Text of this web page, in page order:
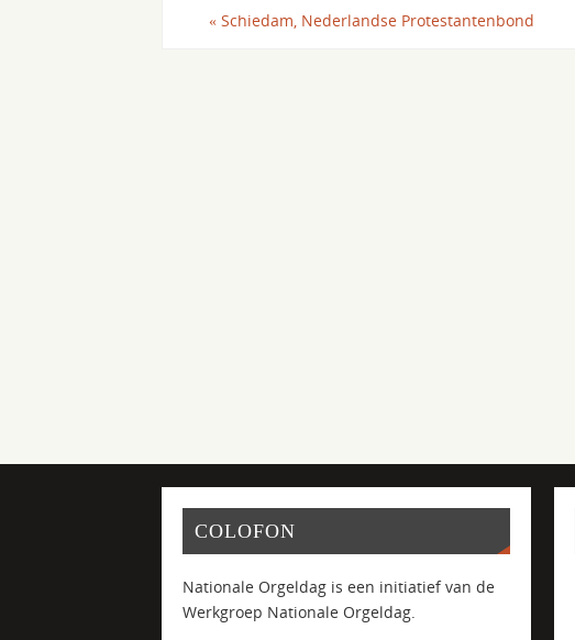
« Schiedam, Nederlandse Protestantenbond
COLOFON
Nationale Orgeldag is een initiatief van de
Werkgroep Nationale Orgeldag.